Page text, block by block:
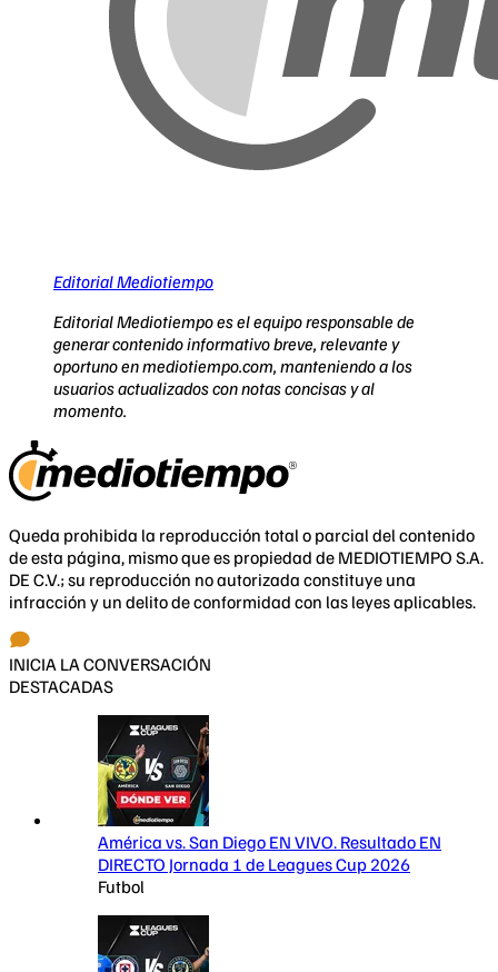
Editorial Mediotiempo
Editorial Mediotiempo es el equipo responsable de
generar contenido informativo breve, relevante y
oportuno en mediotiempo.com, manteniendo a los
usuarios actualizados con notas concisas y al
momento.
Queda prohibida la reproducción total o parcial del contenido
de esta página, mismo que es propiedad de MEDIOTIEMPO S.A.
DE C.V.; su reproducción no autorizada constituye una
infracción y un delito de conformidad con las leyes aplicables.
INICIA LA CONVERSACIÓN
DESTACADAS
América vs. San Diego EN VIVO. Resultado EN
DIRECTO Jornada 1 de Leagues Cup 2026
Futbol